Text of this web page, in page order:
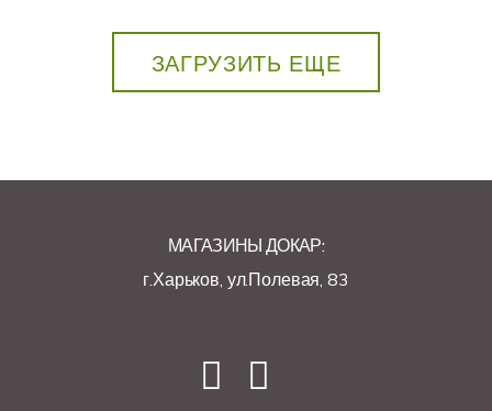
ЗАГРУЗИТЬ ЕЩЕ
МАГАЗИНЫ ДОКАР:
г.Харьков, ул.Полевая, 83